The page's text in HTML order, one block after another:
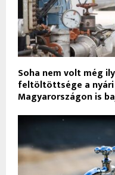
Soha nem volt még
feltöltöttsége a nyári
Magyarországon is